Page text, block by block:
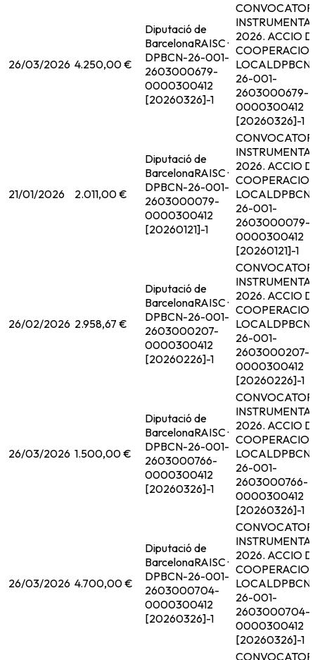
26/03/2026 4.250,00 €
Diputació de
BarcelonaRAISC ·
DPBCN-26-001-
2603000679-
0000300412
[20260326]-1
2026. ACCIO
COOPERACIO
LOCALDPBCN-
26-001-
2603000679-
0000300412
[20260326]-1
21/01/2026 2.011,00 €
Diputació de
BarcelonaRAISC ·
DPBCN-26-001-
2603000079-
0000300412
[20260121]-1
2026. ACCIO
COOPERACIO
LOCALDPBCN-
26-001-
2603000079-
0000300412
[20260121]-1
26/02/2026 2.958,67 €
Diputació de
BarcelonaRAISC ·
DPBCN-26-001-
2603000207-
0000300412
[20260226]-1
2026. ACCIO
COOPERACIO
LOCALDPBCN-
26-001-
2603000207-
0000300412
[20260226]-1
26/03/2026 1.500,00 €
Diputació de
BarcelonaRAISC ·
DPBCN-26-001-
2603000766-
0000300412
[20260326]-1
2026. ACCIO
COOPERACIO
LOCALDPBCN-
26-001-
2603000766-
0000300412
[20260326]-1
26/03/2026 4.700,00 €
Diputació de
BarcelonaRAISC ·
DPBCN-26-001-
2603000704-
0000300412
[20260326]-1
2026. ACCIO
COOPERACIO
LOCALDPBCN-
26-001-
2603000704-
0000300412
[20260326]-1